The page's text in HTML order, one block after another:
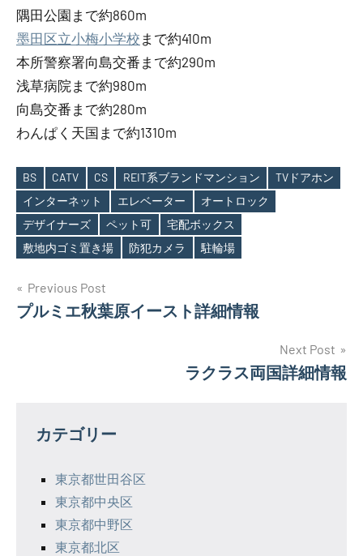
隅田公園まで約860m
墨田区立小梅小学校 まで約410m
本所警察署向島交番まで約290m
浅草病院まで約980m
向島交番まで約280m
わんぱく天国まで約1310m
Tags
BS CATV CS REIT系ブランドマンション
TVドアホン
インターネット
エレベーター
オートロック
デザイナーズ
ペット可
宅配ボックス
敷地内ゴミ置き場
防犯カメラ 駐輪場
投
稿
ー
Previous Post
プルミエ秋葉原イースト詳細情報
Next Post
ラクラス両国詳細情報
カテゴリー
東京都世田谷区
東京都中央区
東京都中野区
東京都北区